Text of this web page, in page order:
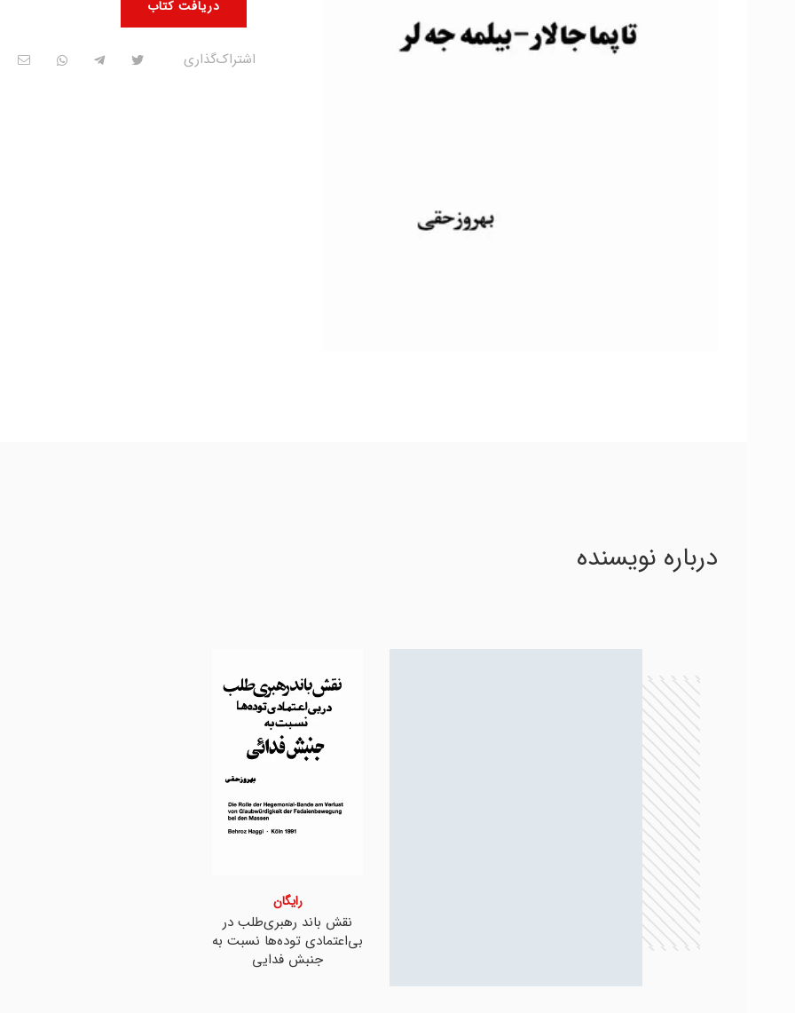
دریافت کتاب
اشتراک‌گذاری
درباره نویسنده
نقش باند رهبری‌طلب در
بی‌اعتمادی توده‌ها نسبت به
جنبش فدایی
رایگان